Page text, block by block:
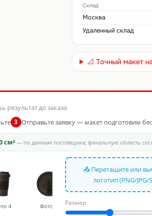
Склад
Москва
Удаленный склад
📐 Точный макет
результат до заказа
3 Отправьте заявку — макет подготовим
см²— по данным поставщика; финальную область
4 Фото 5
📤 Перетащите или
логотип (PNG/JPG/
Размер